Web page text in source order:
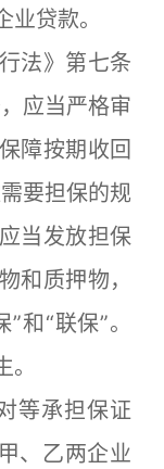
贷款。
法》第七条
应当严格审
障按期收回
要担保的规
当发放担保
和质押物，
和“联保”。
等承担保证
、乙两企业